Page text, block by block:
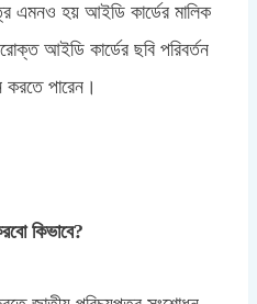
এমনও হয় আইডি কার্ডের মালিক
আইডি কার্ডের ছবি পরিবর্তন
করতে পারেন।
কিভাবে?